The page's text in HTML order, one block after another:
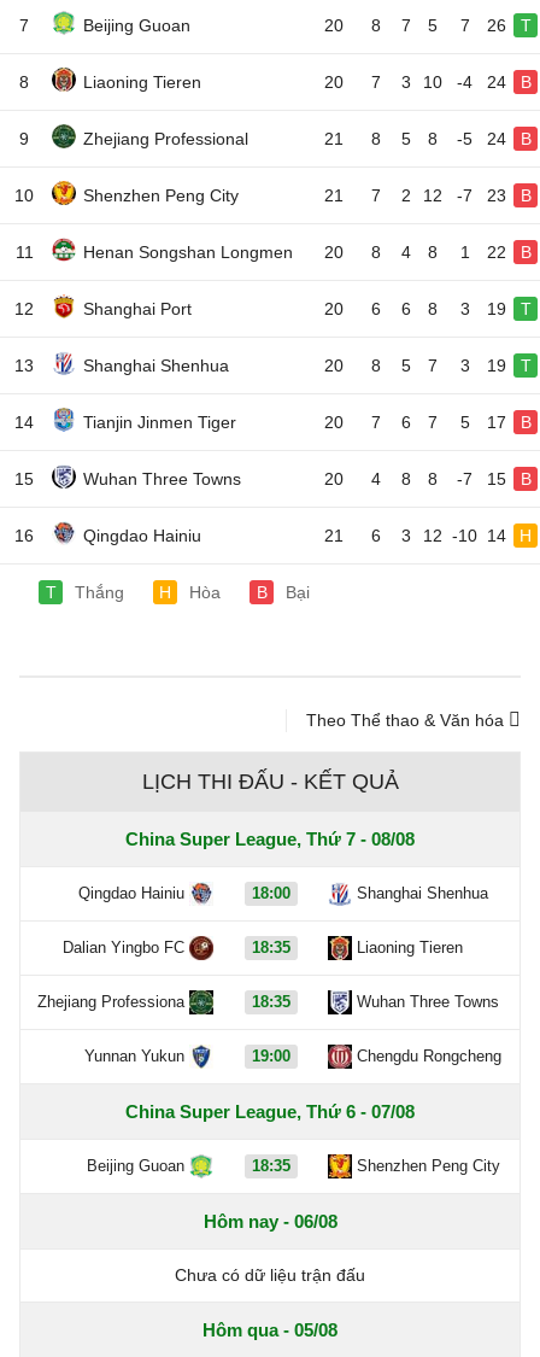
7 Beijing Guoan 20 8 7 5 7 26 T
8 Liaoning Tieren 20 7 3 10 -4 24 B
9 Zhejiang Professional 21 8 5 8 -5 24 B
10 Shenzhen Peng City 21 7 2 12 -7 23 B
11 Henan Songshan Longmen 20 8 4 8 1 22 B
12 Shanghai Port 20 6 6 8 3 19 T
13 Shanghai Shenhua 20 8 5 7 3 19 T
14 Tianjin Jinmen Tiger 20 7 6 7 5 17 B
15 Wuhan Three Towns 20 4 8 8 -7 15 B
16 Qingdao Hainiu 21 6 3 12 -10 14 H
T Thắng H Hòa B Bại
Theo Thể thao & Văn hóa
LỊCH THI ĐẤU - KẾT QUẢ
China Super League, Thứ 7 - 08/08
Qingdao Hainiu 18:00 Shanghai Shenhua
Dalian Yingbo FC 18:35 Liaoning Tieren
Zhejiang Professiona 18:35 Wuhan Three Towns
Yunnan Yukun 19:00 Chengdu Rongcheng
China Super League, Thứ 6 - 07/08
Beijing Guoan 18:35 Shenzhen Peng City
Hôm nay - 06/08
Chưa có dữ liệu trận đấu
Hôm qua - 05/08